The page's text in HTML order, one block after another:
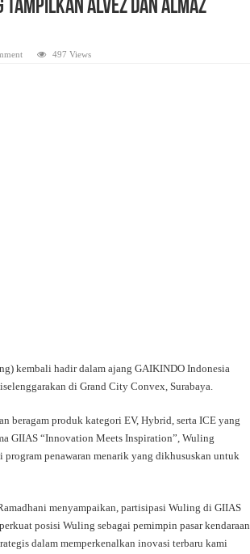
Tampilkan Alvez dan Almaz
497 Views
kembali hadir dalam ajang GAIKINDO Indonesia
di Grand City Convex, Surabaya.
beragam produk kategori EV, Hybrid, serta ICE yang
GIIAS “Innovation Meets Inspiration”, Wuling
penawaran menarik yang dikhususkan untuk
menyampaikan, partisipasi Wuling di GIIAS
posisi Wuling sebagai pemimpin pasar kendaraan
dalam memperkenalkan inovasi terbaru kami